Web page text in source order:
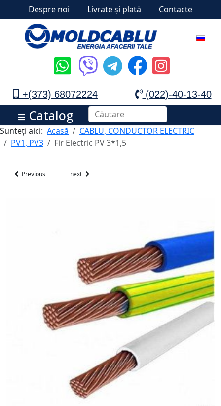
Despre noi Livrate și plată Contacte
+(373) 68072224 (022)-40-13-40
Catalog
Sunteți aici: Acasă
CABLU, CONDUCTOR ELECTRIC
PV1, PV3
Fir Electric PV 3*1,5
Previous next